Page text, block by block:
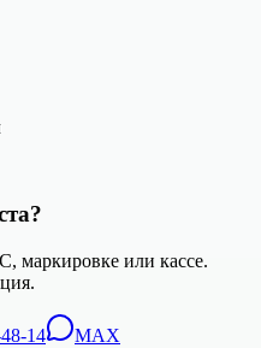
маркировке или кассе.
14 MAX